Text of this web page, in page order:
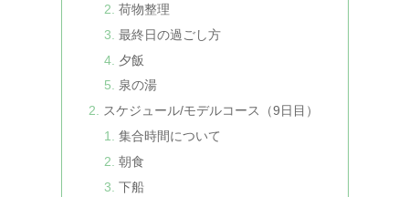
荷物整理
最終日の過ごし方
夕飯
泉の湯
スケジュール/モデルコース（9日目）
集合時間について
朝食
下船